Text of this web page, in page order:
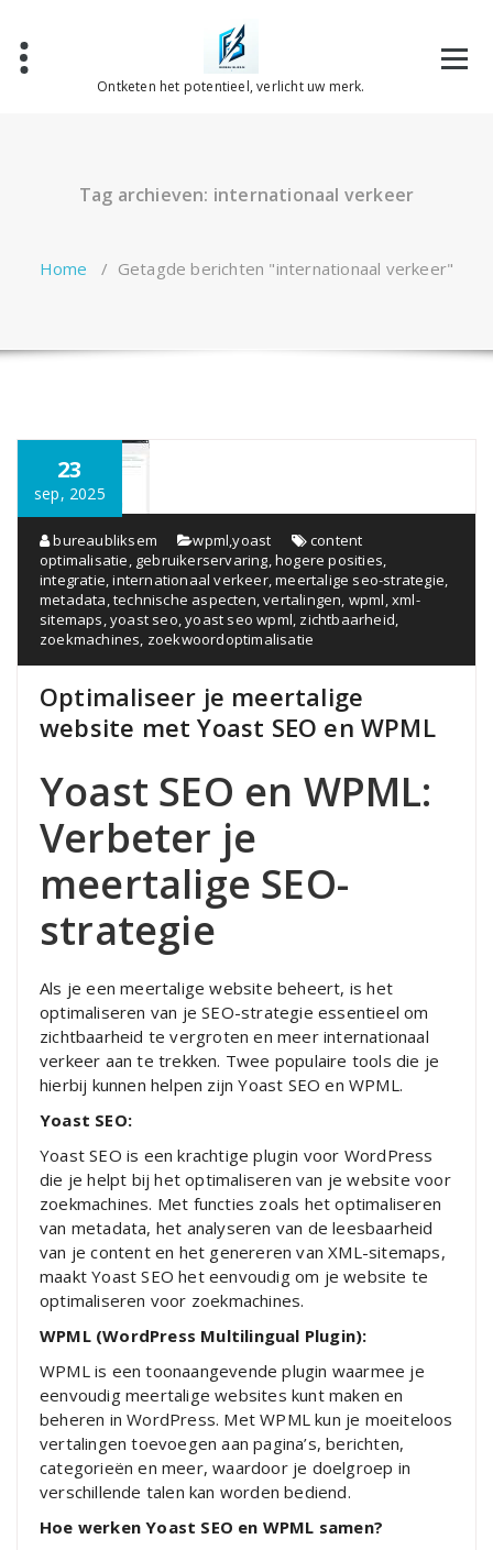
inhoud
Ontketen het potentieel, verlicht uw merk.
Tag archieven: internationaal verkeer
Home / Getagde berichten "internationaal verkeer"
23
sep, 2025
bureaubliksem wpml,yoast
content
optimalisatie, gebruikerservaring,hogere posities,
integratie,internationaal verkeer,meertalige seo-strategie,
metadata,technische aspecten,vertalingen, wpml,xml-
sitemaps,yoast seo,yoast seo wpml, zichtbaarheid,
zoekmachines, zoekwoordoptimalisatie
Optimaliseer je meertalige
website met Yoast SEO en WPML
Yoast SEO en WPML:
Verbeter je
meertalige SEO-
strategie
Als je een meertalige website beheert, is het
optimaliseren van je SEO-strategie essentieel om
zichtbaarheid te vergroten en meer internationaal
verkeer aan te trekken. Twee populaire tools die je
hierbij kunnen helpen zijn Yoast SEO en WPML.
Yoast SEO:
Yoast SEO is een krachtige plugin voor WordPress
die je helpt bij het optimaliseren van je website voor
zoekmachines. Met functies zoals het optimaliseren
van metadata, het analyseren van de leesbaarheid
van je content en het genereren van XML-sitemaps,
maakt Yoast SEO het eenvoudig om je website te
optimaliseren voor zoekmachines.
WPML (WordPress Multilingual Plugin):
WPML is een toonaangevende plugin waarmee je
eenvoudig meertalige websites kunt maken en
beheren in WordPress. Met WPML kun je moeiteloos
vertalingen toevoegen aan pagina’s, berichten,
categorieën en meer, waardoor je doelgroep in
verschillende talen kan worden bediend.
Hoe werken Yoast SEO en WPML samen?